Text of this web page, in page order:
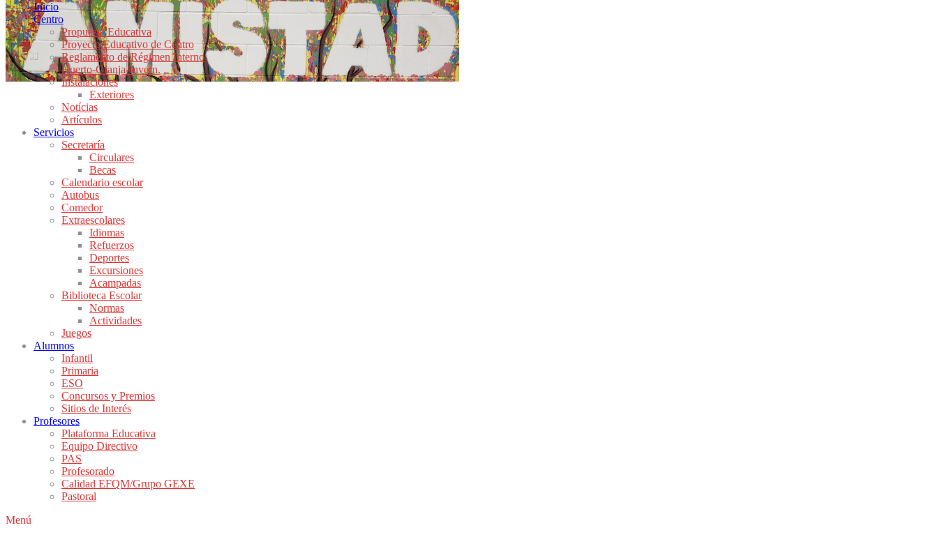
Inicio
Centro
Propuesta Educativa
Proyecto Educativo de Centro
Reglamento de Régimen Interno
Huerto-Granja-Invern.
Instalaciones
Exteriores
Notícias
Artículos
Servicios
Secretaría
Circulares
Becas
Calendario escolar
Autobus
Comedor
Extraescolares
Idiomas
Refuerzos
Deportes
Excursiones
Acampadas
Biblioteca Escolar
Normas
Actividades
Juegos
Alumnos
Infantil
Primaria
ESO
Concursos y Premios
Sitios de Interés
Profesores
Plataforma Educativa
Equipo Directivo
PAS
Profesorado
Calidad EFQM/Grupo GEXE
Pastoral
Menú